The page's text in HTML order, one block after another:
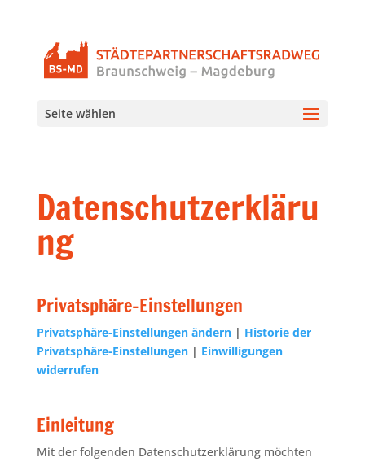
Seite wählen
Datenschutzerkläru
ng
Privatsphäre-Einstellungen
Privatsphäre-Einstellungen ändern| Historie der
Privatsphäre-Einstellungen| Einwilligungen
widerrufen
Einleitung
Mit der folgenden Datenschutzerklärung möchten